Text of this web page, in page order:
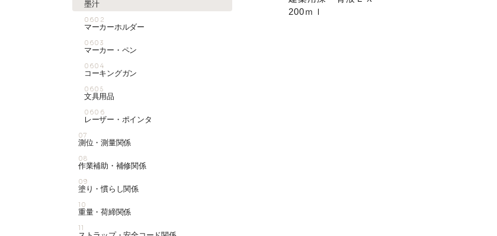
200ｍｌ
墨汁
0602
マーカーホルダー
0603
マーカー・ペン
0604
コーキングガン
0605
文具用品
0606
レーザー・ポインタ
07
測位・測量関係
08
作業補助・補修関係
09
塗り・慣らし関係
10
重量・荷締関係
11